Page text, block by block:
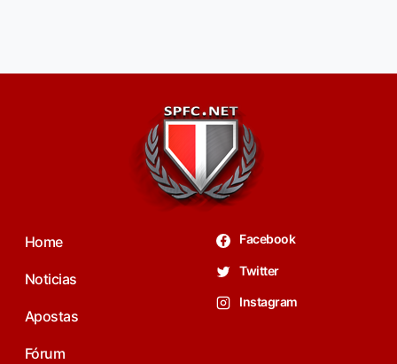
Home
Noticias
Apostas
Fórum
Facebook
Twitter
Instagram